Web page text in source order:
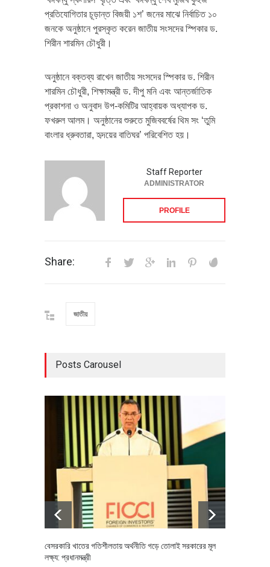
প্রতিযোগিতার চূড়ান্ত বিজয়ী ১শ’ জনের মাঝে নির্বাচিত ১০
জনকে অনুষ্ঠানে পুরস্কৃত করেন জাতীয় সংসদের স্পিকার ড.
শিরীন শারমিন চৌধুরী।
অনুষ্ঠানে বক্তব্য রাখেন জাতীয় সংসদের স্পিকার ড. শিরীন
শারমিন চৌধুরী, শিক্ষামন্ত্রী ড. দীপু মনি এবং আন্তর্জাতিক
প্রকাশনা ও অনুবাদ উপ-কমিটির আহ্বায়ক অধ্যাপক ড.
ফখরুল আলম। অনুষ্ঠানের শুরুতে মুজিববর্ষের থিম সং ‘তুমি
বাংলার ধ্রুবতারা, হৃদয়ের বাতিঘর’ পরিবেশিত হয়।
Staff Reporter
ADMINISTRATOR
PROFILE
Share:
জাতীয়
Posts Carousel
বেসরকারি খাতের গতিশীলতায় অর্থনীতি গড়ে তোলাই সরকারের মূল
লক্ষ্য: প্রধানমন্ত্রী